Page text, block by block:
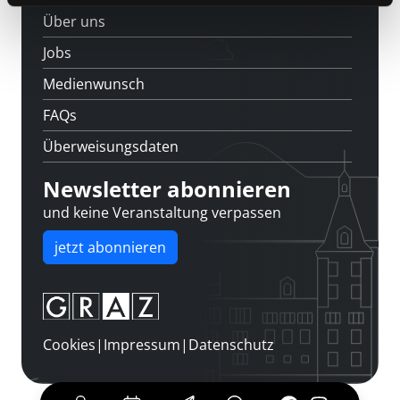
Über uns
Jobs
Medienwunsch
FAQs
Überweisungsdaten
Newsletter abonnieren
und keine Veranstaltung verpassen
jetzt abonnieren
Cookies| Impressum| Datenschutz